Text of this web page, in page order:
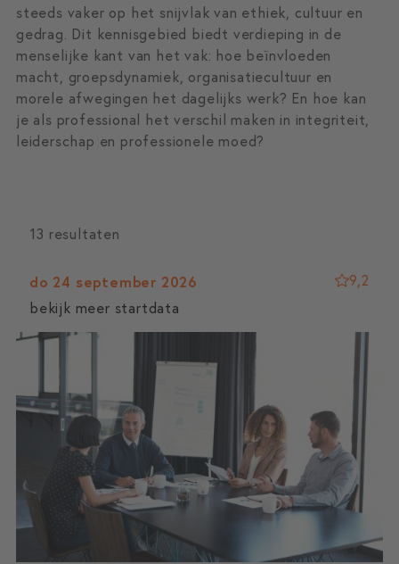
steeds vaker op het snijvlak van ethiek, cultuur en
gedrag. Dit kennisgebied biedt verdieping in de
menselijke kant van het vak: hoe beïnvloeden
macht, groepsdynamiek, organisatiecultuur en
morele afwegingen het dagelijks werk? En hoe kan
je als professional het verschil maken in integriteit,
leiderschap en professionele moed?
13 resultaten
do 24 september 2026
bekijk meer startdata
9,2